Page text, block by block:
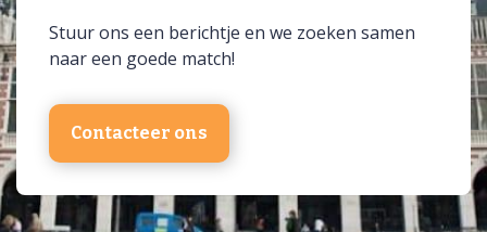
Stuur ons een berichtje en we zoeken samen
naar een goede match!
Contacteer ons